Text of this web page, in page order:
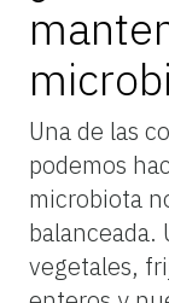
Una de las
podemos
microbiota
balanceada.
vegetales,